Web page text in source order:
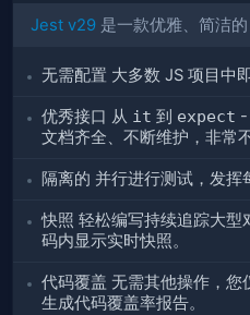
Jest v29 是一款优雅、简洁
无需配置 大多数 JS 项目中
优秀接口 从 it 到 expect -
文档齐全、不断维护，非常不
隔离的 并行进行测试，发挥
快照 轻松编写持续追踪大型
码内显示实时快照。
代码覆盖 无需其他操作，您
生成代码覆盖率报告。